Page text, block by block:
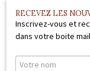
RECEVEZ LES
Inscrivez-vous et
dans votre boite mail